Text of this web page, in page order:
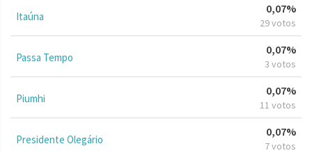
Itaúna
0,07%
29 votos
Passa Tempo
0,07%
3 votos
Piumhi
0,07%
11 votos
Presidente Olegário
0,07%
7 votos